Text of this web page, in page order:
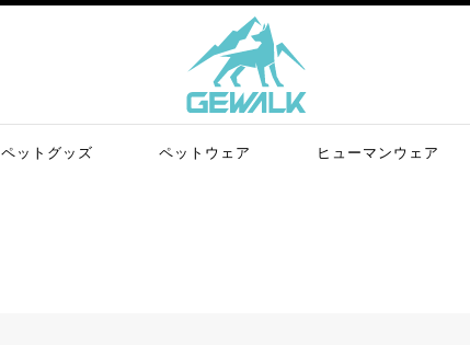
ペットグッズ ペットウェア ヒューマンウェア